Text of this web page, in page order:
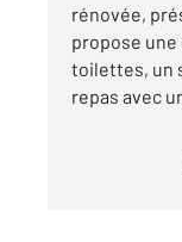
rénovée,
propose
toilettes, un
repas avec